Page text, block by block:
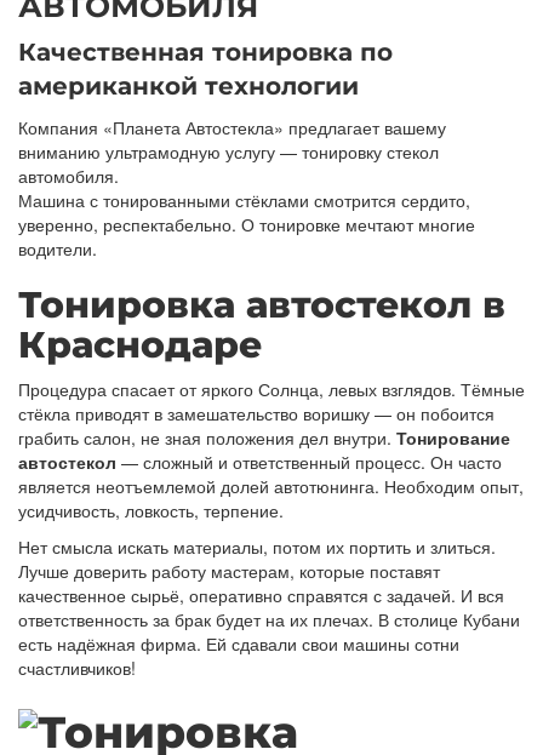
Качественная тонировка по
американкой технологии
Компания «Планета Автостекла» предлагает вашему
вниманию ультрамодную услугу — тонировку стекол
автомобиля.
Машина с тонированными стёклами смотрится сердито,
уверенно, респектабельно. О тонировке мечтают многие
водители.
Тонировка автостекол в
Краснодаре
Процедура спасает от яркого Солнца, левых взглядов. Тёмные
стёкла приводят в замешательство воришку — он побоится
грабить салон, не зная положения дел внутри. Тонирование
автостекол — сложный и ответственный процесс. Он часто
является неотъемлемой долей автотюнинга. Необходим опыт,
усидчивость, ловкость, терпение.
Нет смысла искать материалы, потом их портить и злиться.
Лучше доверить работу мастерам, которые поставят
качественное сырьё, оперативно справятся с задачей. И вся
ответственность за брак будет на их плечах. В столице Кубани
есть надёжная фирма. Ей сдавали свои машины сотни
счастливчиков!